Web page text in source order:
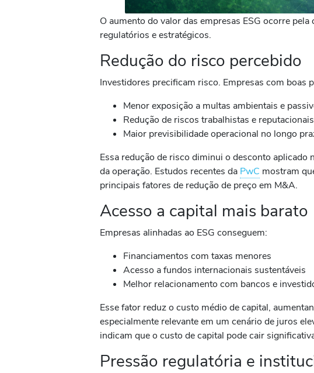
O aumento do valor das empresas ESG ocorre
regulatórios e estratégicos.
Redução do risco percebido
Investidores precificam risco. Empresas com boas
Menor exposição a multas ambientais e
Redução de riscos trabalhistas e reputacionais
Maior previsibilidade operacional no longo
Essa redução de risco diminui o desconto
da operação. Estudos recentes da PwC mostram
principais fatores de redução de preço em M&A.
Acesso a capital mais barato
Empresas alinhadas ao ESG conseguem:
Financiamentos com taxas menores
Acesso a fundos internacionais sustentáveis
Melhor relacionamento com bancos e
Esse fator reduz o custo médio de capital,
especialmente relevante em um cenário de juros
indicam que o custo de capital pode cair
Pressão regulatória e